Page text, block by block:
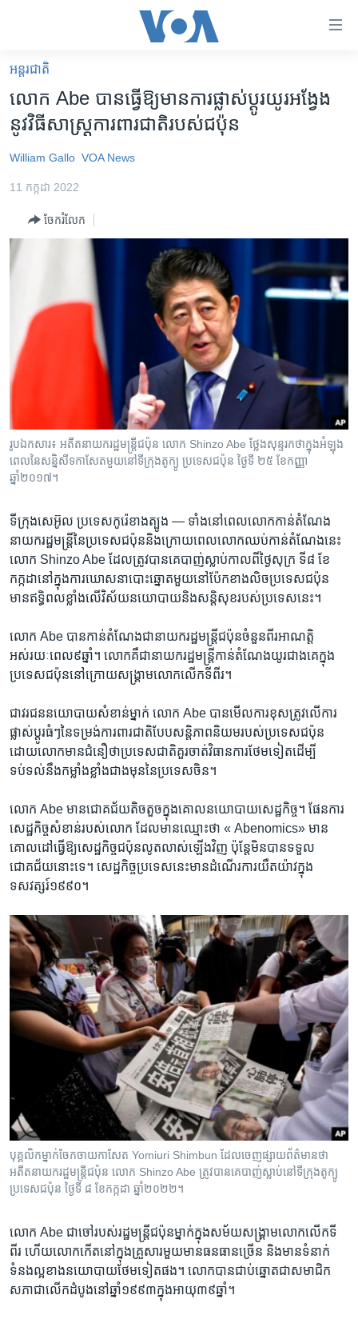
គេហទំព័រ​
ទាក់ទង
និង​
ទំព័រ​
ម្តង
រំលង​
រចនា
សម្ព័ន្ធ​
ទៅ​
កាន់​
ស្វែង​
អន្តរជាតិ
អាមេរិក
ហេឡូវីអូអេ
កម្ពុជាច្នៃប្រតិដ្ឋ
ព្រឹត្តិការណ៍ព័ត៌មាន
វិទ្យុ / ផតខាសថ៍
កម្មវិធីទាំងអស់
Khmer English
បណ្តាញ​សង្គម
អន្តរជាតិ
លោក Abe បាន​ធ្វើ​​ឱ្យ​មាន​​ការ​​ផ្លាស់ប្ដូរ​យូរ​អង្វែង​
នូវ​វិធីសាស្ត្រ​ការពារ​ជាតិ​របស់​ជប៉ុន
William Gallo VOA News
11 កក្កដា 2022
ចែករំលែក
រូបឯកសារ៖ អតីត​នាយករដ្ឋមន្ត្រី​ជប៉ុន លោក Shinzo Abe ថ្លែង​សុន្ទរកថា​ក្នុង​អំឡុង
ពេល​នៃ​សន្និសីទ​កាសែត​មួយ​នៅ​ទីក្រុង​តូក្យូ ប្រទេស​ជប៉ុន ថ្ងៃទី ២៥ ខែកញ្ញា
ឆ្នាំ២០១៧។
ទីក្រុង​សេអ៊ូល ប្រទេស​កូរ៉េខាងត្បូង — ទាំង​នៅ​ពេល​លោក​កាន់​តំណែង​
នាយករដ្ឋមន្ត្រីនៃប្រទេស​ជប៉ុននិងក្រោយពេល​លោក​ឈប់​កាន់តំណែង​នេះ
លោក Shinzo Abe ដែលត្រូវ​បាន​គេ​បាញ់​ស្លាប់​កាល​ពីថ្ងៃ​សុក្រ ទី៨ ខែ​
កក្កដា​នៅក្នុង​ការ​ឃោសនាបោះឆ្នោត​មួយ​នៅ​ប៉ែក​ខាង​លិចប្រទេស​ជប៉ុន
មានឥទ្ធិពល​ខ្លាំងលើ​វិស័យ​នយោបាយ​និង​សន្តិសុខរបស់ប្រទេស​នេះ។
លោក Abe បាន​កាន់​តំណែងជា​នាយក​រដ្ឋមន្ត្រី​ជប៉ុន​ចំនួន​ពីរ​អាណត្តិ ​
អស់រយៈពេល​៩​ឆ្នាំ។ ​លោកគឺ​ជានាយករដ្ឋមន្ត្រី​កាន់តំណែង​យូរ​ជាង​គេ​ក្នុង​
ប្រទេស​ជប៉ុន​នៅ​ក្រោយ​សង្គ្រាមលោក​លើក​ទី​ពីរ។
ជា​វរជន​នយោបាយ​សំខាន់​ម្នាក់ លោក​ Abe បាន​មើល​ការ​ខុស​ត្រូវ​លើការ
ផ្លាស់ប្តូរ​ធំៗ​នៃ​ទម្រង់ការពារ​ជាតិបែប​សន្តិភាពនិយម​របស់​ប្រទេស​ជប៉ុន ​
ដោយ​លោក​មានជំនឿ​ថាប្រទេស​ជាតិ​គួរ​ចាត់​វិធានការ​ថែម​ទៀត​ដើម្បី​
ទប់ទល់​នឹង​កម្លាំងខ្លាំង​ជាង​មុន​នៃ​ប្រទេសចិន។
លោក Abe មានជោគជ័យ​តិចតួចក្នុងគោលនយោបាយ​សេដ្ឋកិច្ច។ ផែនការ​
សេដ្ឋកិច្ចសំខាន់​របស់​លោក ដែល​មាន​ឈ្មោះ​ថា « Abenomics» មាន​
គោលដៅ​ធ្វើ​ឱ្យ​សេដ្ឋកិច្ច​ជប៉ុនលូត​លាស់​ឡើង​វិញ ប៉ុន្តែ​មិន​បាន​ទទួល​
ជោគជ័យ​នោះ​ទេ។ សេដ្ឋកិច្ច​ប្រទេស​នេះ​មានដំណើរ​ការ​យឺតយ៉ាវក្នុង​
ទសវត្សរ៍​១៩៩០។
បុគ្គលិក​ម្នាក់​ចែកចាយ​កាសែត Yomiuri Shimbun ដែល​ចេញ​ផ្សាយ​ព័ត៌មាន​ថា
អតីត​នាយករដ្ឋមន្ត្រី​ជប៉ុន លោក Shinzo Abe ត្រូវ​បាន​គេ​បាញ់​ស្លាប់​នៅ​ទីក្រុង​តូក្យូ
ប្រទេស​ជប៉ុន ថ្ងៃទី ៨ ខែកក្កដា ឆ្នាំ២០២២។
លោក​ Abe ជាចៅរបស់​រដ្ឋមន្ត្រី​ជប៉ុន​ម្នាក់ក្នុង​សម័យ​សង្គ្រាម​លោក​លើក​ទី​
ពីរ ហើយលោកកើត​នៅ​ក្នុង​គ្រួសារមួយមានធនធាន​ច្រើន ​និងមានទំនាក់
ទំនងល្អខាង​នយោបាយ​ថែម​ទៀត​ផង។ លោកបានជាប់​ឆ្នោតជា​សមាជិក​
សភា​ជា​លើក​ដំបូង​នៅ​ឆ្នាំ​១៩៩៣​ក្នុង​អាយុ៣៩​ឆ្នាំ។